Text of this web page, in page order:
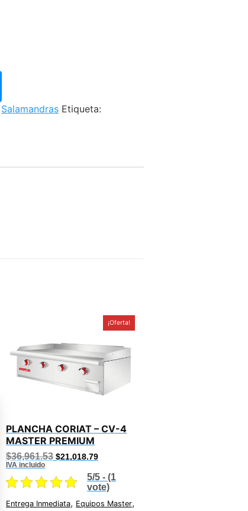
Salamandras Etiqueta:
¡Oferta!
PLANCHA CORIAT – CV-4
MASTER PREMIUM
$36,961.53 Original
price
$36,961.53.
$21,018.79Current
price
is:
$21,018.79.
IVA incluido
5/5 - (1
vote)
Entrega Inmediata, Equipos Master,